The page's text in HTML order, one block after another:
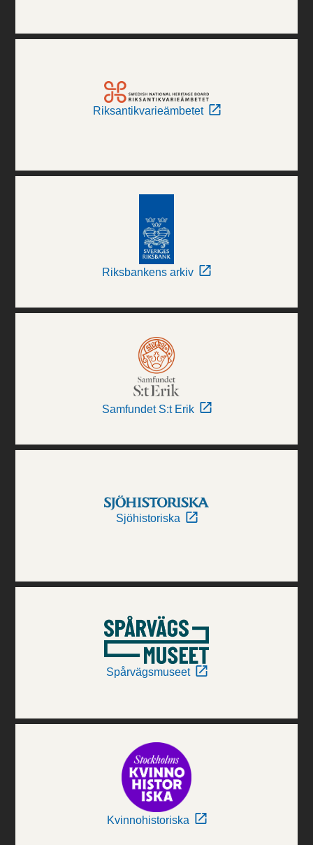
Riksantikvarieämbetet
Riksbankens arkiv
Samfundet S:t Erik
Sjöhistoriska
Spårvägsmuseet
Kvinnohistoriska